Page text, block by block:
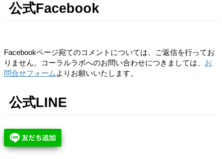
公式Facebook
Facebookページ宛てのコメントについては、ご返信を行ってお
りません。コーラルラボへのお問い合わせにつきましては、 お
問合せフォーム よりお願いいたします。
公式LINE